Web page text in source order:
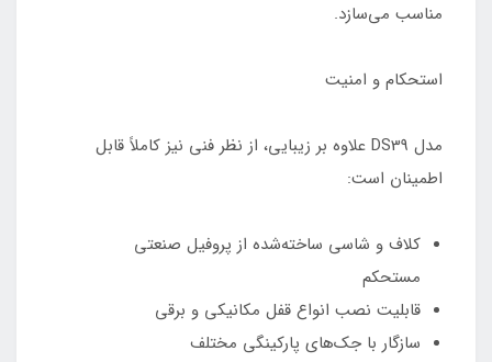
مناسب می‌سازد.
استحکام و امنیت
مدل DS39 علاوه بر زیبایی، از نظر فنی نیز کاملاً قابل
اطمینان است:
کلاف و شاسی ساخته‌شده از پروفیل صنعتی
مستحکم
قابلیت نصب انواع قفل مکانیکی و برقی
سازگار با جک‌های پارکینگی مختلف